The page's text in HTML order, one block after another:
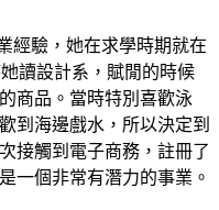
經驗，她在求學時期就在
讀設計系，賦閒的時候
商品。當時特別喜歡泳
到海邊戲水，所以決定到
接觸到電子商務，註冊了
一個非常有潛力的事業。